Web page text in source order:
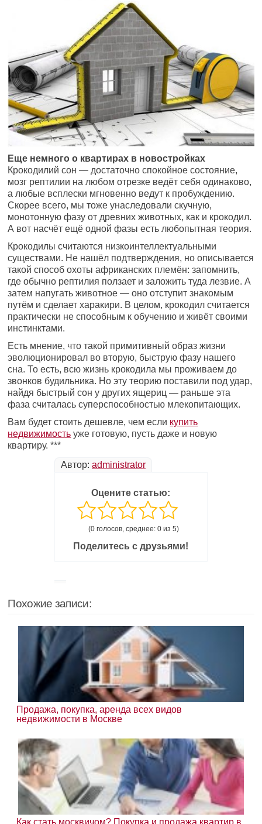
Еще немного о квартирах в новостройках
Крокодилий сон — достаточно спокойное состояние,
мозг рептилии на любом отрезке ведёт себя одинаково,
а любые всплески мгновенно ведут к пробуждению.
Скорее всего, мы тоже унаследовали скучную,
монотонную фазу от древних животных, как и крокодил.
А вот насчёт ещё одной фазы есть любопытная теория.
Крокодилы считаются низкоинтеллектуальными
существами. Не нашёл подтверждения, но описывается
такой способ охоты африканских племён: запомнить,
где обычно рептилия ползает и заложить туда лезвие. А
затем напугать животное — оно отступит знакомым
путём и сделает харакири. В целом, крокодил считается
практически не способным к обучению и живёт своими
инстинктами.
Есть мнение, что такой примитивный образ жизни
эволюционировал во вторую, быструю фазу нашего
сна. То есть, всю жизнь крокодила мы проживаем до
звонков будильника. Но эту теорию поставили под удар,
найдя быстрый сон у других ящериц — раньше эта
фаза считалась суперспособностью млекопитающих.
Вам будет стоить дешевле, чем если купить
недвижимость уже готовую, пусть даже и новую
квартиру. ***
Автор: administrator
Оцените статью:
(0 голосов, среднее: 0 из 5)
Поделитесь с друзьями!
Похожие записи:
Продажа, покупка, аренда всех видов
недвижимости в Москве